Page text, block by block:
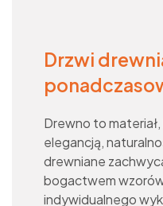
Drzwi
Drewno to
elegancją,
drewniane
bogactwem
indywidualnego